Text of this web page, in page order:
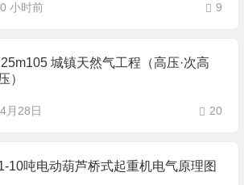
小时前 9
l25m105 城镇天然气工程（高压·次高
）
月28日 20
10吨电动葫芦桥式起重机电气原理图